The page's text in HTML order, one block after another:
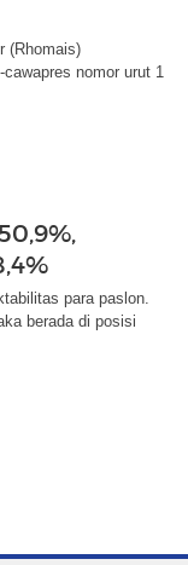
(Rhomais)
nomor urut 1
para paslon.
berada di posisi